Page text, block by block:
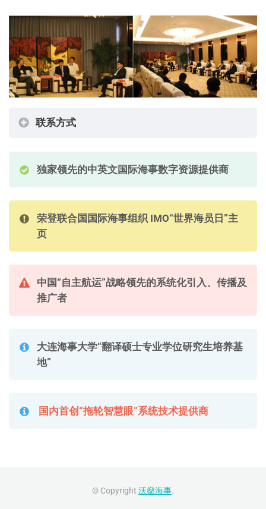
联系方式
独家领先的中英文国际海事数字资源提供商
荣登联合国国际海事组织 IMO“世界海员日”主
页
中国“自主航运”战略领先的系统化引入、传播及
推广者
大连海事大学“翻译硕士专业学位研究生培养基
地”
国内首创“拖轮智慧眼”系统技术提供商
© Copyright 沃燊海事.